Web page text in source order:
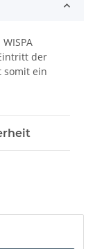
der
somit ein